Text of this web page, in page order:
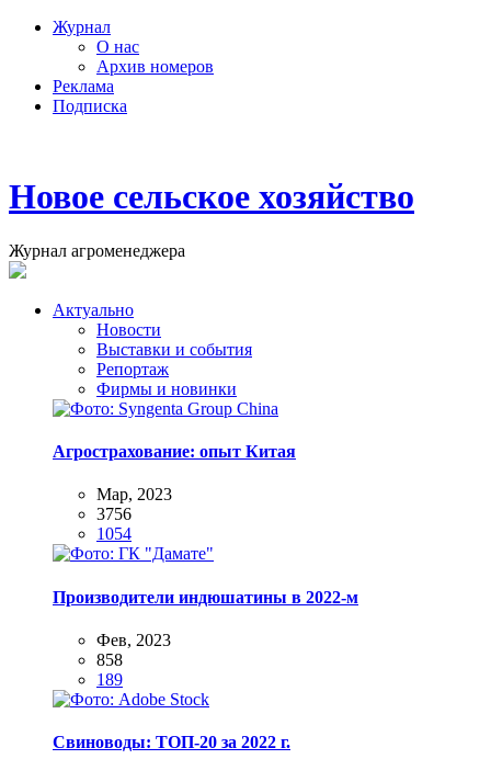
Журнал
О нас
Архив номеров
Реклама
Подписка
Новое сельское хозяйство
Журнал агроменеджера
Актуально
Новости
Выставки и события
Репортаж
Фирмы и новинки
Агрострахование: опыт Китая
Мар, 2023
3756
1054
Производители индюшатины в 2022-м
Фев, 2023
858
189
Свиноводы: ТОП-20 за 2022 г.